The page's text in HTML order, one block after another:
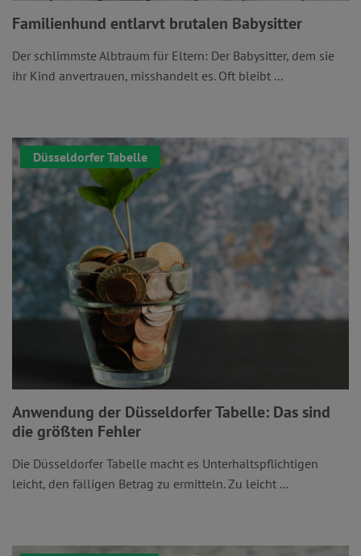
Familienhund entlarvt brutalen Babysitter
Der schlimmste Albtraum für Eltern: Der Babysitter, dem sie
ihr Kind anvertrauen, misshandelt es. Oft bleibt ...
Düsseldorfer Tabelle
Anwendung der Düsseldorfer Tabelle: Das sind
die größten Fehler
Die Düsseldorfer Tabelle macht es Unterhaltspflichtigen
leicht, den fälligen Betrag zu ermitteln. Zu leicht ...